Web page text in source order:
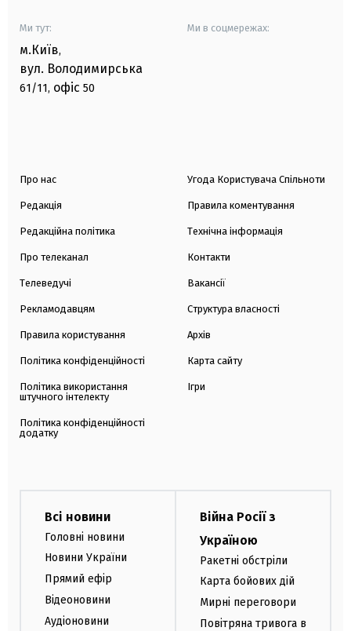
Ми тут:
м.Київ,
вул. Володимирська
61/11, офіс 50
Ми в соцмережах:
Про нас
Редакція
Редакційна політика
Про телеканал
Телеведучі
Рекламодавцям
Правила користування
Політика конфіденційності
Політика використання
штучного інтелекту
Політика конфіденційності
додатку
Угода Користувача Спільноти
Правила коментування
Технічна інформація
Контакти
Вакансії
Структура власності
Архів
Карта сайту
Ігри
Всі новини
Головні новини
Новини України
Прямий ефір
Відеоновини
Аудіоновини
Війна Росії з
Україною
Ракетні обстріли
Карта бойових дій
Мирні переговори
Повітряна тривога в